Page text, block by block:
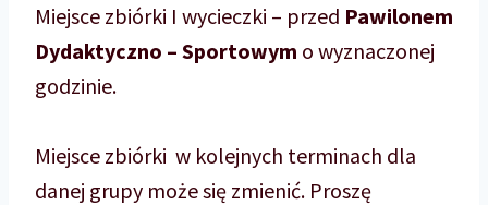
Miejsce zbiórki I wycieczki – przed Pawilonem
Dydaktyczno – Sportowym o wyznaczonej
godzinie.
Miejsce zbiórki w kolejnych terminach dla
danej grupy może się zmienić. Proszę